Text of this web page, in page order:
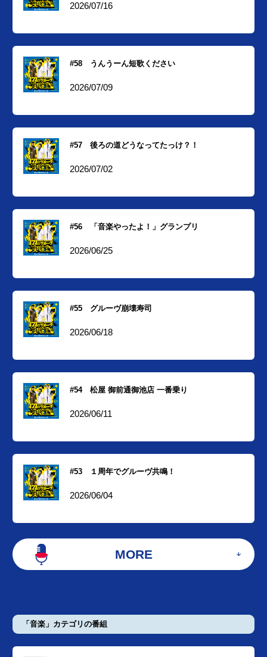
2026/07/16
#58 うんうーん短歌ください
2026/07/09
#57 後ろの道どうなってたっけ？！
2026/07/02
#56 「音楽やったよ！」グランプリ
2026/06/25
#55 グルーヴ崩壊寿司
2026/06/18
#54 松屋 御前通御池店 一番乗り
2026/06/11
#53 １周年でグルーヴ共鳴！
2026/06/04
MORE
「音楽」カテゴリの番組